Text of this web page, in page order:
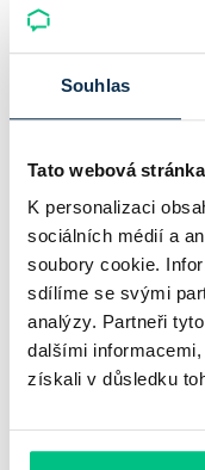
Souhlas
Tato webová
K personalizaci
sociálních médií a
soubory cookie.
sdílíme se svými
analýzy. Partneři
dalšími
získali v důsledku
Komerční
neznamená
klesl zisk na 8,5
rostly úvěry a…
Pavel Pohanka|